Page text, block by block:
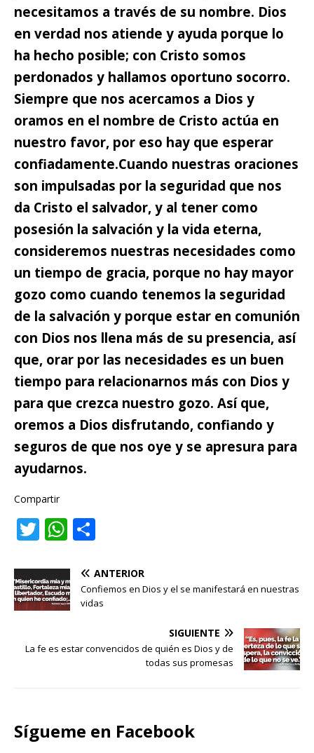
necesitamos a través de su nombre. Dios
en verdad nos atiende y ayuda porque lo
ha hecho posible; con Cristo somos
perdonados y hallamos oportuno socorro.
Siempre que nos acercamos a Dios y
oramos en el nombre de Cristo actúa en
nuestro favor, por eso hay que esperar
confiadamente.Cuando nuestras oraciones
son impulsadas por la seguridad que nos
da Cristo el salvador, y al tener como
posesión la salvación y la vida eterna,
consideremos nuestras necesidades como
un tiempo de gracia, porque no hay mayor
gozo como cuando tenemos la seguridad
de la salvación y porque estar en comunión
con Dios nos llena más de su presencia, así
que, orar por las necesidades es un buen
tiempo para relacionarnos más con Dios y
para que crezca nuestro gozo. Así que,
oremos a Dios disfrutando, confiando y
seguros de que nos oye y se apresura para
ayudarnos.
Compartir
T
it
te
r
W
at
s
A
p
m
p
ti
ANTERIOR
Confiemos en Dios y el se manifestará en nuestras
vidas
SIGUIENTE
La fe es estar convencidos de quién es Dios y de
todas sus promesas
Sígueme en Facebook